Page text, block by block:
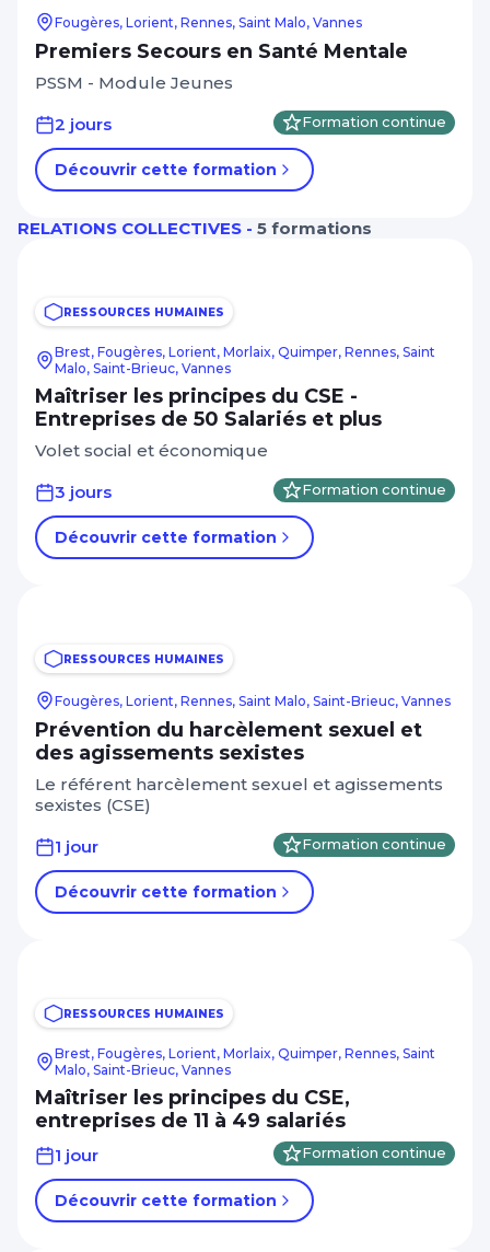
Fougères, Lorient, Rennes, Saint Malo, Vannes
Premiers Secours en Santé Mentale
PSSM - Module Jeunes
2 jours
Formation continue
Découvrir cette formation
RELATIONS COLLECTIVES - 5 formations
RESSOURCES HUMAINES
Brest, Fougères, Lorient, Morlaix, Quimper, Rennes, Saint
Malo, Saint-Brieuc, Vannes
Maîtriser les principes du CSE -
Entreprises de 50 Salariés et plus
Volet social et économique
3 jours
Formation continue
Découvrir cette formation
RESSOURCES HUMAINES
Fougères, Lorient, Rennes, Saint Malo, Saint-Brieuc, Vannes
Prévention du harcèlement sexuel et
des agissements sexistes
Le référent harcèlement sexuel et agissements
sexistes (CSE)
1 jour
Formation continue
Découvrir cette formation
RESSOURCES HUMAINES
Brest, Fougères, Lorient, Morlaix, Quimper, Rennes, Saint
Malo, Saint-Brieuc, Vannes
Maîtriser les principes du CSE,
entreprises de 11 à 49 salariés
1 jour Formation continue
Découvrir cette formation